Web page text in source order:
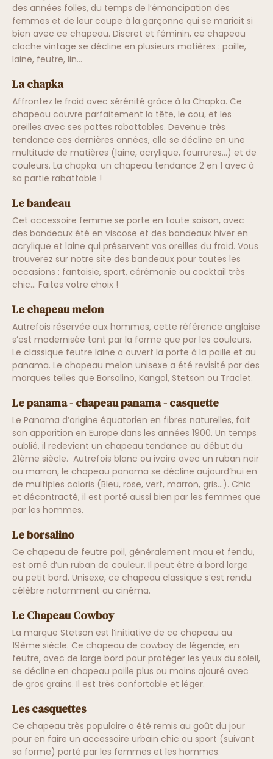
des années folles, du temps de l’émancipation des
femmes et de leur coupe à la garçonne qui se mariait si
bien avec ce chapeau. Discret et féminin, ce chapeau
cloche vintage se décline en plusieurs matières : paille,
laine, feutre, lin…
La chapka
Affrontez le froid avec sérénité grâce à la Chapka. Ce
chapeau couvre parfaitement la tête, le cou, et les
oreilles avec ses pattes rabattables. Devenue très
tendance ces dernières années, elle se décline en une
multitude de matières (laine, acrylique, fourrures...) et de
couleurs. La chapka: un chapeau tendance 2 en 1 avec à
sa partie rabattable !
Le bandeau
Cet accessoire femme se porte en toute saison, avec
des bandeaux été en viscose et des bandeaux hiver en
acrylique et laine qui préservent vos oreilles du froid. Vous
trouverez sur notre site des bandeaux pour toutes les
occasions : fantaisie, sport, cérémonie ou cocktail très
chic… Faites votre choix !
Le chapeau melon
Autrefois réservée aux hommes, cette référence anglaise
s’est modernisée tant par la forme que par les couleurs.
Le classique feutre laine a ouvert la porte à la paille et au
panama. Le chapeau melon unisexe a été revisité par des
marques telles que Borsalino, Kangol, Stetson ou Traclet.
Le panama - chapeau panama - casquette
Le Panama d’origine équatorien en fibres naturelles, fait
son apparition en Europe dans les années 1900. Un temps
oublié, il redevient un chapeau tendance au début du
21ème siècle. Autrefois blanc ou ivoire avec un ruban noir
ou marron, le chapeau panama se décline aujourd’hui en
de multiples coloris (Bleu, rose, vert, marron, gris…). Chic
et décontracté, il est porté aussi bien par les femmes que
par les hommes.
Le borsalino
Ce chapeau de feutre poil, généralement mou et fendu,
est orné d’un ruban de couleur. Il peut être à bord large
ou petit bord. Unisexe, ce chapeau classique s’est rendu
célèbre notamment au cinéma.
Le Chapeau Cowboy
La marque Stetson est l’initiative de ce chapeau au
19ème siècle. Ce chapeau de cowboy de légende, en
feutre, avec de large bord pour protéger les yeux du soleil,
se décline en chapeau paille plus ou moins ajouré avec
de gros grains. Il est très confortable et léger.
Les casquettes
Ce chapeau très populaire a été remis au goût du jour
pour en faire un accessoire urbain chic ou sport (suivant
sa forme) porté par les femmes et les hommes.